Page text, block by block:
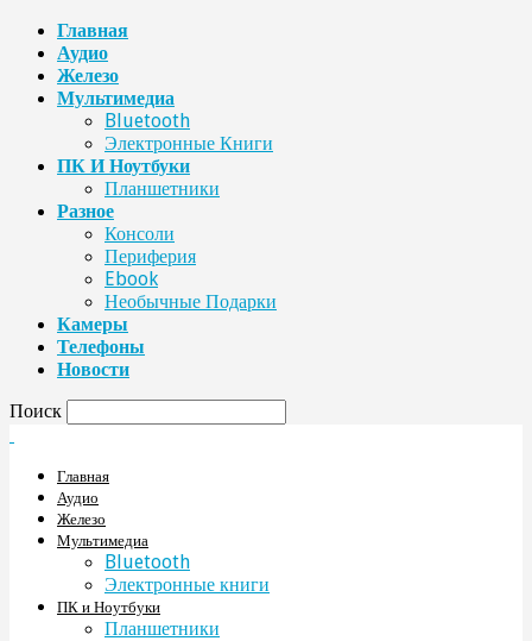
Главная
Аудио
Железо
Мультимедиа
Bluetooth
Электронные Книги
ПК И Ноутбуки
Планшетники
Разное
Консоли
Периферия
Ebook
Необычные Подарки
Камеры
Телефоны
Новости
Поиск
Главная
Аудио
Железо
Мультимедиа
Bluetooth
Электронные книги
ПК и Ноутбуки
Планшетники